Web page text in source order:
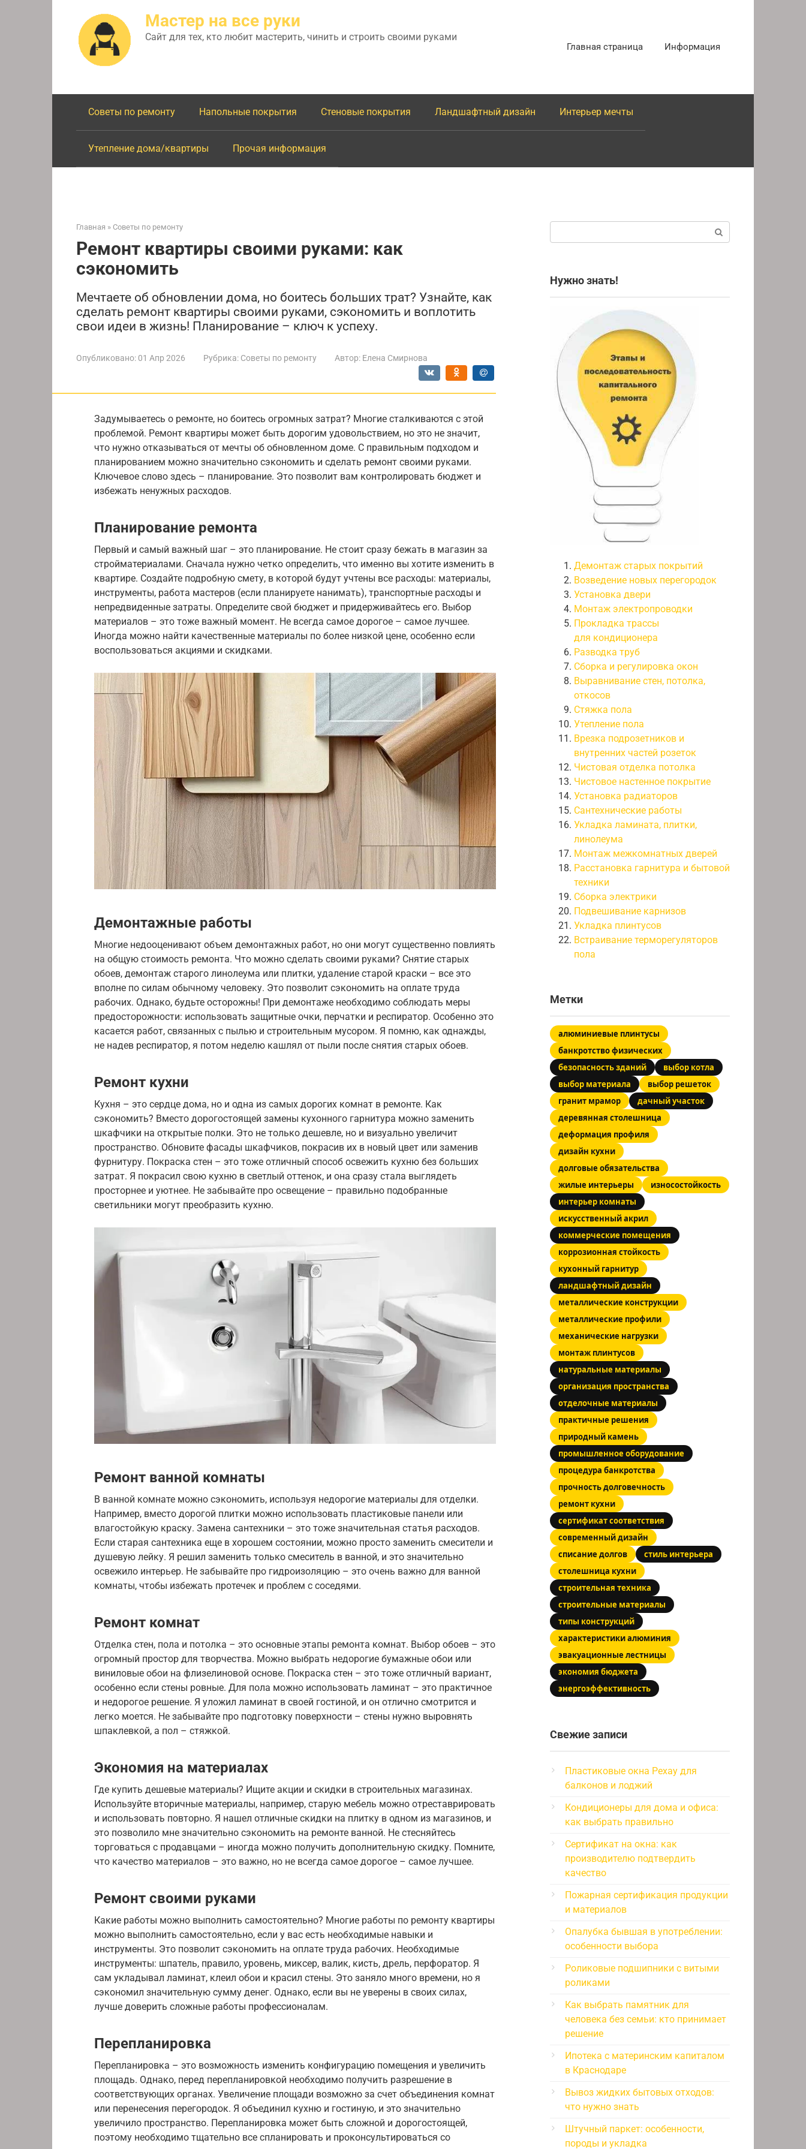
Мастер на все руки
Сайт для тех, кто любит мастерить, чинить и строить своими руками
Главная страница Информация
Советы по ремонту Напольные покрытия Стеновые покрытия Ландшафтный дизайн Интерьер мечты
Утепление дома/квартиры Прочая информация
Главная » Советы по ремонту
Ремонт квартиры своими руками: как
сэкономить
Мечтаете об обновлении дома, но боитесь больших трат? Узнайте, как
сделать ремонт квартиры своими руками, сэкономить и воплотить
свои идеи в жизнь! Планирование – ключ к успеху.
Опубликовано: 01 Апр 2026 Рубрика: Советы по ремонту Автор: Елена Смирнова
Задумываетесь о ремонте, но боитесь огромных затрат? Многие сталкиваются с этой
проблемой. Ремонт квартиры может быть дорогим удовольствием, но это не значит,
что нужно отказываться от мечты об обновленном доме. С правильным подходом и
планированием можно значительно сэкономить и сделать ремонт своими руками.
Ключевое слово здесь – планирование. Это позволит вам контролировать бюджет и
избежать ненужных расходов.
Планирование ремонта
Первый и самый важный шаг – это планирование. Не стоит сразу бежать в магазин за
стройматериалами. Сначала нужно четко определить, что именно вы хотите изменить в
квартире. Создайте подробную смету, в которой будут учтены все расходы: материалы,
инструменты, работа мастеров (если планируете нанимать), транспортные расходы и
непредвиденные затраты. Определите свой бюджет и придерживайтесь его. Выбор
материалов – это тоже важный момент. Не всегда самое дорогое – самое лучшее.
Иногда можно найти качественные материалы по более низкой цене, особенно если
воспользоваться акциями и скидками.
Демонтажные работы
Многие недооценивают объем демонтажных работ, но они могут существенно повлиять
на общую стоимость ремонта. Что можно сделать своими руками? Снятие старых
обоев, демонтаж старого линолеума или плитки, удаление старой краски – все это
вполне по силам обычному человеку. Это позволит сэкономить на оплате труда
рабочих. Однако, будьте осторожны! При демонтаже необходимо соблюдать меры
предосторожности: использовать защитные очки, перчатки и респиратор. Особенно это
касается работ, связанных с пылью и строительным мусором. Я помню, как однажды,
не надев респиратор, я потом неделю кашлял от пыли после снятия старых обоев.
Ремонт кухни
Кухня – это сердце дома, но и одна из самых дорогих комнат в ремонте. Как
сэкономить? Вместо дорогостоящей замены кухонного гарнитура можно заменить
шкафчики на открытые полки. Это не только дешевле, но и визуально увеличит
пространство. Обновите фасады шкафчиков, покрасив их в новый цвет или заменив
фурнитуру. Покраска стен – это тоже отличный способ освежить кухню без больших
затрат. Я покрасил свою кухню в светлый оттенок, и она сразу стала выглядеть
просторнее и уютнее. Не забывайте про освещение – правильно подобранные
светильники могут преобразить кухню.
Ремонт ванной комнаты
В ванной комнате можно сэкономить, используя недорогие материалы для отделки.
Например, вместо дорогой плитки можно использовать пластиковые панели или
влагостойкую краску. Замена сантехники – это тоже значительная статья расходов.
Если старая сантехника еще в хорошем состоянии, можно просто заменить смесители и
душевую лейку. Я решил заменить только смеситель в ванной, и это значительно
освежило интерьер. Не забывайте про гидроизоляцию – это очень важно для ванной
комнаты, чтобы избежать протечек и проблем с соседями.
Ремонт комнат
Отделка стен, пола и потолка – это основные этапы ремонта комнат. Выбор обоев – это
огромный простор для творчества. Можно выбрать недорогие бумажные обои или
виниловые обои на флизелиновой основе. Покраска стен – это тоже отличный вариант,
особенно если стены ровные. Для пола можно использовать ламинат – это практичное
и недорогое решение. Я уложил ламинат в своей гостиной, и он отлично смотрится и
легко моется. Не забывайте про подготовку поверхности – стены нужно выровнять
шпаклевкой, а пол – стяжкой.
Экономия на материалах
Где купить дешевые материалы? Ищите акции и скидки в строительных магазинах.
Используйте вторичные материалы, например, старую мебель можно отреставрировать
и использовать повторно. Я нашел отличные скидки на плитку в одном из магазинов, и
это позволило мне значительно сэкономить на ремонте ванной. Не стесняйтесь
торговаться с продавцами – иногда можно получить дополнительную скидку. Помните,
что качество материалов – это важно, но не всегда самое дорогое – самое лучшее.
Ремонт своими руками
Какие работы можно выполнить самостоятельно? Многие работы по ремонту квартиры
можно выполнить самостоятельно, если у вас есть необходимые навыки и
инструменты. Это позволит сэкономить на оплате труда рабочих. Необходимые
инструменты: шпатель, правило, уровень, миксер, валик, кисть, дрель, перфоратор. Я
сам укладывал ламинат, клеил обои и красил стены. Это заняло много времени, но я
сэкономил значительную сумму денег. Однако, если вы не уверены в своих силах,
лучше доверить сложные работы профессионалам.
Перепланировка
Перепланировка – это возможность изменить конфигурацию помещения и увеличить
площадь. Однако, перед перепланировкой необходимо получить разрешение в
соответствующих органах. Увеличение площади возможно за счет объединения комнат
или перенесения перегородок. Я объединил кухню и гостиную, и это значительно
увеличило пространство. Перепланировка может быть сложной и дорогостоящей,
поэтому необходимо тщательно все спланировать и проконсультироваться со
Нужно знать!
Демонтаж старых покрытий
Возведение новых перегородок
Установка двери
Монтаж электропроводки
Прокладка трассы
для кондиционера
Разводка труб
Сборка и регулировка окон
Выравнивание стен, потолка,
откосов
Стяжка пола
Утепление пола
Врезка подрозетников и
внутренних частей розеток
Чистовая отделка потолка
Чистовое настенное покрытие
Установка радиаторов
Сантехнические работы
Укладка ламината, плитки,
линолеума
Монтаж межкомнатных дверей
Расстановка гарнитура и бытовой
техники
Сборка электрики
Подвешивание карнизов
Укладка плинтусов
Встраивание терморегуляторов
пола
Метки
алюминиевые плинтусы
банкротство физических
безопасность зданий
выбор котла
выбор материала
выбор решеток
гранит мрамор
дачный участок
деревянная столешница
деформация профиля
дизайн кухни
долговые обязательства
жилые интерьеры
износостойкость
интерьер комнаты
искусственный акрил
коммерческие помещения
коррозионная стойкость
кухонный гарнитур
ландшафтный дизайн
металлические конструкции
металлические профили
механические нагрузки
монтаж плинтусов
натуральные материалы
организация пространства
отделочные материалы
практичные решения
природный камень
промышленное оборудование
процедура банкротства
прочность долговечность
ремонт кухни
сертификат соответствия
современный дизайн
списание долгов
стиль интерьера
столешница кухни
строительная техника
строительные материалы
типы конструкций
характеристики алюминия
эвакуационные лестницы
экономия бюджета
энергоэффективность
Свежие записи
Пластиковые окна Рехау для
балконов и лоджий
Кондиционеры для дома и офиса:
как выбрать правильно
Сертификат на окна: как
производителю подтвердить
качество
Пожарная сертификация продукции
и материалов
Опалубка бывшая в употреблении:
особенности выбора
Роликовые подшипники с витыми
роликами
Как выбрать памятник для
человека без семьи: кто принимает
решение
Ипотека с материнским капиталом
в Краснодаре
Вывоз жидких бытовых отходов:
что нужно знать
Штучный паркет: особенности,
породы и укладка